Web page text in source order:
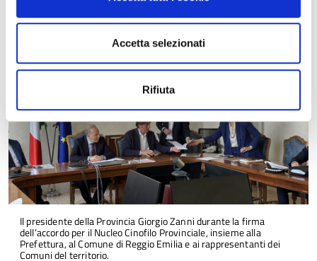
Accetta selezionati
Rifiuta
l'immagine
Il presidente della Provincia Giorgio Zanni durante la firma
dell’accordo per il Nucleo Cinofilo Provinciale, insieme alla
Prefettura, al Comune di Reggio Emilia e ai rappresentanti dei
Comuni del territorio.